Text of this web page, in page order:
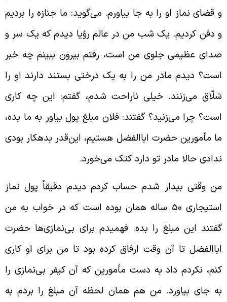
قضای نماز او را به جا بیاورم. می‌گوید: ما جنازه را بردیم
دفن کردیم. یک شب من در عالم رؤیا دیدم که یک سر و
عظیمی جلوی من است، رفتم بیرون ببینم چه خبر
دیدم مادر من را به یک درختی بستند دارند او را
می‌زنند. خیلی ناراحت شدم، گفتم: این چه کاری
چرا می‌زنید؟ گفتند: فلان مبلغ پول بیاور به ما بده،‌
مأمورین حضرت اباالفضل هستیم، این‌قدر بدهکار بودی
حالا مادر تو دارد کتک می‌خورد.
وقتی بیدار شدم حساب کردم دیدم دقیقاً پول نماز
استیجاری 50 ساله همان بوده است که در خواب به من
این مبلغ را بده. فهمیدم برای بی‌نمازی‌ها حضرت
تا آن وقت ارفاق کرده بود تا من برای او کاری
نکردم داد به دست مأمورین که آن کیفر بی‌نمازی را
جای بیاورد. من هم همان لحظه آن مبلغ را بردم به